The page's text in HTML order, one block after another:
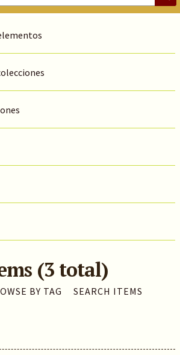
(3 total)
BY TAG SEARCH ITEMS